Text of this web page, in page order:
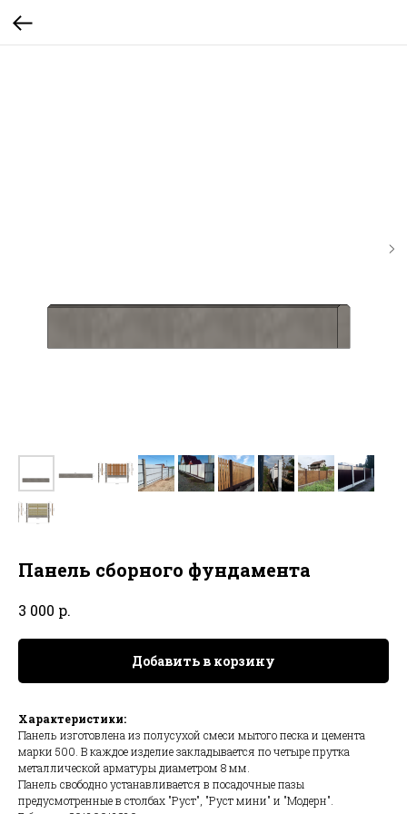
Панель сборного фундамента
3 000 р.
Добавить в корзину
Характеристики:
Панель изготовлена из полусухой смеси мытого песка и цемента
марки 500. В каждое изделие закладывается по четыре прутка
металлической арматуры диаметром 8 мм.
Панель свободно устанавливается в посадочные пазы
предусмотренные в столбах "Руст", "Руст мини" и "Модерн".